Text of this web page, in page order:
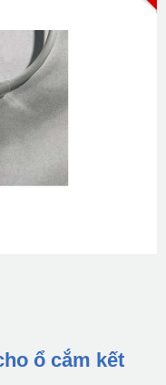
ổ cắm kết